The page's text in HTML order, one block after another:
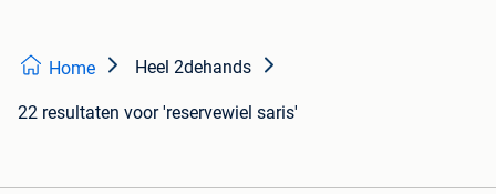
Home Heel 2dehands
22 resultaten voor 'reservewiel saris'